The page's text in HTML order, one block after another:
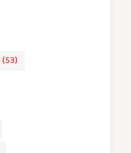
(53)